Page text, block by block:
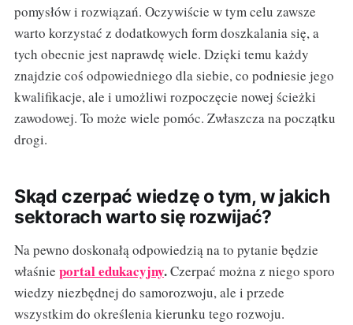
pomysłów i rozwiązań. Oczywiście w tym celu zawsze
warto korzystać z dodatkowych form doszkalania się, a
tych obecnie jest naprawdę wiele. Dzięki temu każdy
znajdzie coś odpowiedniego dla siebie, co podniesie jego
kwalifikacje, ale i umożliwi rozpoczęcie nowej ścieżki
zawodowej. To może wiele pomóc. Zwłaszcza na początku
drogi.
Skąd czerpać wiedzę o tym, w jakich
sektorach warto się rozwijać?
Na pewno doskonałą odpowiedzią na to pytanie będzie
właśnie portal edukacyjny.Czerpać można z niego sporo
wiedzy niezbędnej do samorozwoju, ale i przede
wszystkim do określenia kierunku tego rozwoju.